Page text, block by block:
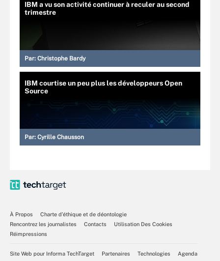
IBM a vu son activité continuer à reculer au second
trimestre
Par: Christophe Bardy
IBM courtise un peu plus les développeurs Open
Source
Par: Cyrille Chausson
À Propos
Charte d’éthique et de déontologie
Rencontrez les journalistes
Contacts
Utilisation Des Cookies
Réimpressions
Site Web pour Informa TechTarget Partenaires Technologies
Agenda